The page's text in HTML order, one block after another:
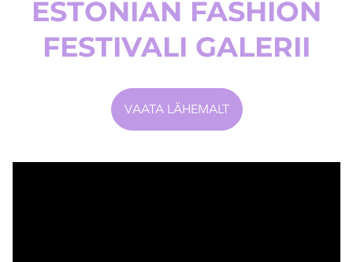
ESTONIAN FASHION
FESTIVALI GALERII
VAATA LÄHEMALT